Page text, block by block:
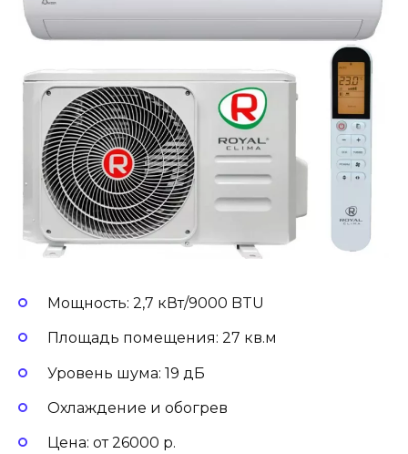
Мощность: 2,7 кВт/9000 BTU
Площадь помещения: 27 кв.м
Уровень шума: 19 дБ
Охлаждение и обогрев
Цена: от 26000 р.